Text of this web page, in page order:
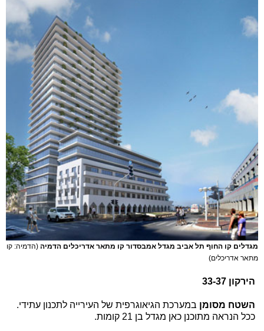
מגדלים קו החוף תל אביב מגדל אמבסדור קו מתאר אדריכלים הדמיה (הדמיה: קו
מתאר אדריכלים)
הירקון 33-37
השטח מסומן במערכת הגיאוגרפית של העירייה לתכנון עתידי.
ככל הנראה מתוכנן כאן מגדל בן 21 קומות.